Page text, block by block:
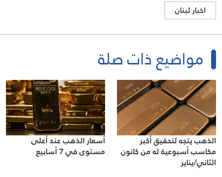
اخبار لبنان
مواضيع ذات صلة
الذهب يتجه لتحقيق أكبر
مكاسب أسبوعية له من كانون
الثاني/يناير
أسعار الذهب عند أعلى
مستوى في 7 أسابيع